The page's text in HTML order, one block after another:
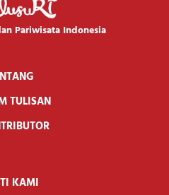
Pariwisata Indonesia
TULISAN
KAMI